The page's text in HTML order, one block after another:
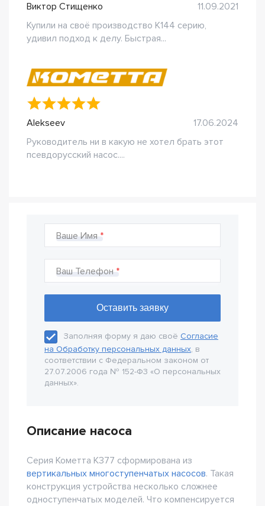
Виктор Стищенко
11.09.2021
Купили на своё производство К144 серию,
удивил подход к делу. Быстрая...
Alekseev
17.06.2024
Руководитель ни в какую не хотел брать этот
псевдорусский насос....
Ваше Имя
Ваш Телефон
Заполняя форму я даю своё Согласие
на Обработку персональных данных, в
соответствии с Федеральном законом от
27.07.2006 года № 152-Ф3 «О персональных
данных».
Описание насоса
Серия Кометта К377 сформирована из
вертикальных многоступенчатых насосов. Такая
конструкция устройства несколько сложнее
одноступенчатых моделей. Что компенсируется